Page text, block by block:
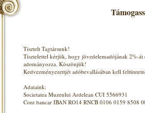
Tisztelt Tagtársunk!
Tisztelettel kérjük, hogy jövedelemadójának 2%-
adományozza. Köszönjük!
Kedvezményezettjét adóbevallásában kell
Adataink:
Societatea Muzeului Ardelean CUI 5566931
Cont bancar IBAN RO14 RNCB 0106 0159 8508